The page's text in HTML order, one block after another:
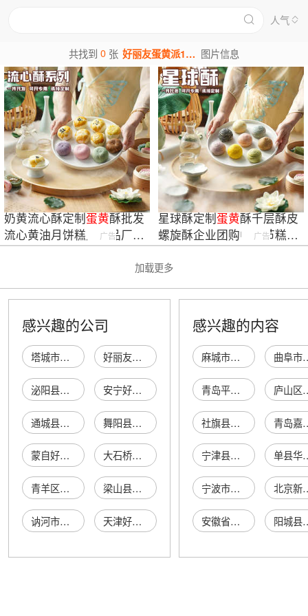
人气
共找到0 张 好丽友蛋黄派12图片 图片信息
奶黄流心酥定制蛋黄酥批发
流心黄油月饼糕点食品厂家
定制送礼团购
广告
星球酥定制蛋黄酥千层酥皮
螺旋酥企业团购中秋节糕点
厂家批发送礼
广告
加载更多
感兴趣的公司
塔城市好丽友商行 好丽友食品有限公司
泌阳县好丽友超市 安宁好丽友综合商店
通城县好丽友超市 舞阳县好丽友超市
蒙自好丽友百货商店 大石桥市好丽友书店
青羊区好丽友超市 梁山县好丽友超市
讷河市好丽友果蔬超市 天津好丽友商贸有限公司
感兴趣的内容
麻城市展启星商店 曲阜市汇
青岛平度市众悦翔医疗器械销售有限公司 庐山
社旗县宛铁匠货架有限公司 青岛嘉合嘉
宁津县奎星橡塑有限公司 单县华
宁波市海曙集士港博达模具厂 北京新徽商联
安徽省蓝卓信息科技有限公司 阳城县